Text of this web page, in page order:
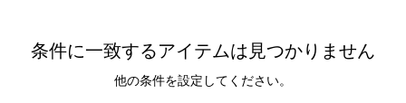
条件に一致するアイテムは見つかりません
他の条件を設定してください。